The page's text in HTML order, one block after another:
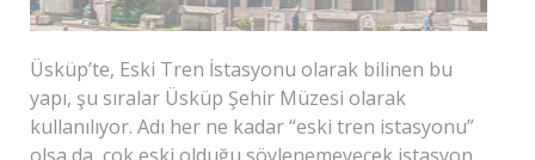
Üsküp’te, Eski Tren İstasyonu olarak bilinen bu
yapı, şu sıralar Üsküp Şehir Müzesi olarak
kullanılıyor. Adı her ne kadar “eski tren istasyonu”